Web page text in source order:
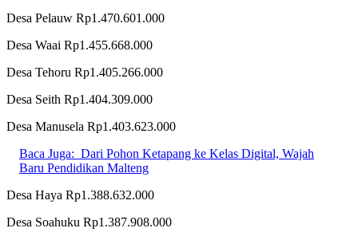
Desa Pelauw Rp1.470.601.000
Desa Waai Rp1.455.668.000
Desa Tehoru Rp1.405.266.000
Desa Seith Rp1.404.309.000
Desa Manusela Rp1.403.623.000
Baca Juga: Dari Pohon Ketapang ke Kelas Digital, Wajah
Baru Pendidikan Malteng
Desa Haya Rp1.388.632.000
Desa Soahuku Rp1.387.908.000